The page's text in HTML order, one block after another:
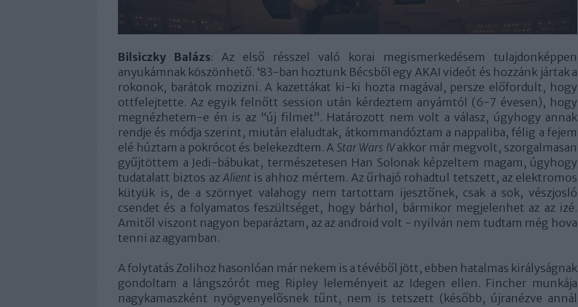
Bilsiczky Balázs: Az első résszel való korai megismerkedésem tulajdonképpen
anyukámnak köszönhető. ‘83-ban hoztunk Bécsből egy AKAI videót és hozzánk jártak a
rokonok, barátok mozizni. A kazettákat ki-ki hozta magával, persze előfordult, hogy
ottfelejtette. Az egyik felnőtt session után kérdeztem anyámtól (6-7 évesen), hogy
megnézhetem-e én is az “új filmet”. Határozott nem volt a válasz, úgyhogy annak
rendje és módja szerint, miután elaludtak, átkommandóztam a nappaliba, félig a fejem
elé húztam a pokrócot és belekezdtem. A Star Wars IVakkor már megvolt, szorgalmasan
gyűjtöttem a Jedi-bábukat, természetesen Han Solonak képzeltem magam, úgyhogy
tudatalatt biztos az Alientis ahhoz mértem. Az űrhajó rohadtul tetszett, az elektromos
kütyük is, de a szörnyet valahogy nem tartottam ijesztőnek, csak a sok, vészjosló
csendet és a folyamatos feszültséget, hogy bárhol, bármikor megjelenhet az az izé.
Amitől viszont nagyon beparáztam, az az android volt - nyilván nem tudtam még hova
tenni az agyamban.
A folytatás Zolihoz hasonlóan már nekem is a tévéből jött, ebben hatalmas királyságnak
gondoltam a lángszórót meg Ripley leleményeit az Idegen ellen. Fincher munkája
nagykamaszként nyögvenyelősnek tűnt, nem is tetszett (később, újranézve annál